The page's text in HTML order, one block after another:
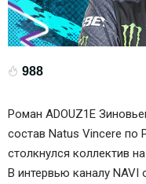
988
Роман ADOUZ1E
состав Natus Vincere по
столкнулся коллектив
В интервью каналу